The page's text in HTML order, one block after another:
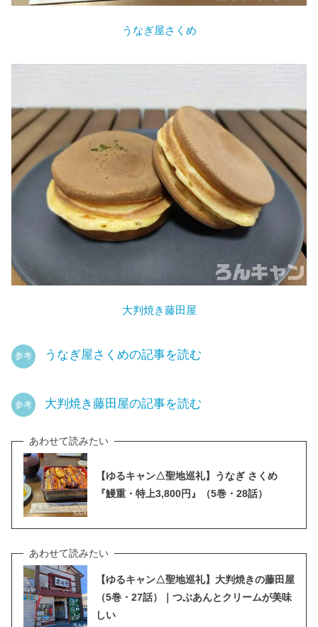
うなぎ屋さくめ
大判焼き藤田屋
参考 うなぎ屋さくめの記事を読む
参考 大判焼き藤田屋の記事を読む
【ゆるキャン△聖地巡礼】うなぎ さくめ
『鰻重・特上3,800円』（5巻・28話）
【ゆるキャン△聖地巡礼】大判焼きの藤田屋
（5巻・27話）｜つぶあんとクリームが美味
しい